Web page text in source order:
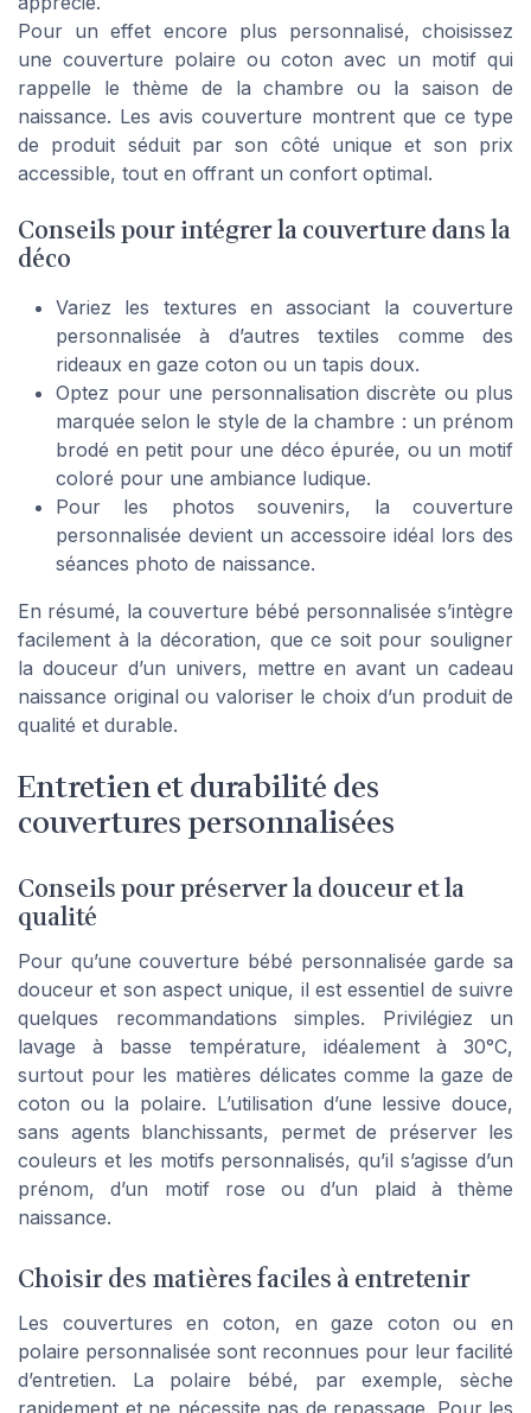
Pour un effet encore plus personnalisé, choisissez
une couverture polaire ou coton avec un motif qui
rappelle le thème de la chambre ou la saison de
naissance. Les avis couverture montrent que ce type
de produit séduit par son côté unique et son prix
accessible, tout en offrant un confort optimal.
Conseils pour intégrer la couverture dans la
déco
Variez les textures en associant la couverture
personnalisée à d’autres textiles comme des
rideaux en gaze coton ou un tapis doux.
Optez pour une personnalisation discrète ou plus
marquée selon le style de la chambre : un prénom
brodé en petit pour une déco épurée, ou un motif
coloré pour une ambiance ludique.
Pour les photos souvenirs, la couverture
personnalisée devient un accessoire idéal lors des
séances photo de naissance.
En résumé, la couverture bébé personnalisée s’intègre
facilement à la décoration, que ce soit pour souligner
la douceur d’un univers, mettre en avant un cadeau
naissance original ou valoriser le choix d’un produit de
qualité et durable.
Entretien et durabilité des
couvertures personnalisées
Conseils pour préserver la douceur et la
qualité
Pour qu’une couverture bébé personnalisée garde sa
douceur et son aspect unique, il est essentiel de suivre
quelques recommandations simples. Privilégiez un
lavage à basse température, idéalement à 30°C,
surtout pour les matières délicates comme la gaze de
coton ou la polaire. L’utilisation d’une lessive douce,
sans agents blanchissants, permet de préserver les
couleurs et les motifs personnalisés, qu’il s’agisse d’un
prénom, d’un motif rose ou d’un plaid à thème
naissance.
Choisir des matières faciles à entretenir
Les couvertures en coton, en gaze coton ou en
polaire personnalisée sont reconnues pour leur facilité
d’entretien. La polaire bébé, par exemple, sèche